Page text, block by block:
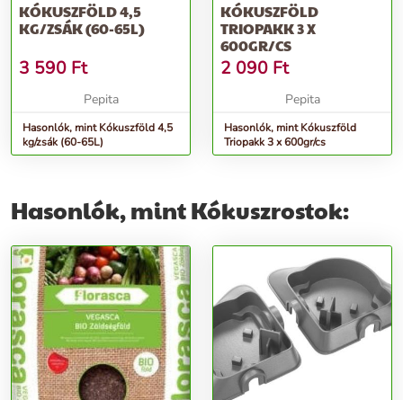
KÓKUSZFÖLD 4,5
KG/ZSÁK (60-65L)
3 590 Ft
Pepita
Hasonlók, mint Kókuszföld 4,5
kg/zsák (60-65L)
KÓKUSZFÖLD
TRIOPAKK 3 X
600GR/CS
2 090 Ft
Pepita
Hasonlók, mint Kókuszföld
Triopakk 3 x 600gr/cs
Hasonlók, mint Kókuszrostok: